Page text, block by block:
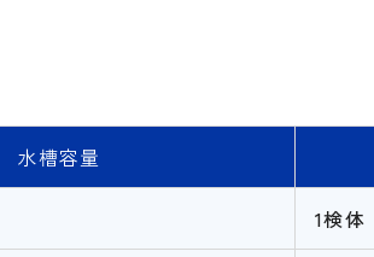
水槽容量
1検体